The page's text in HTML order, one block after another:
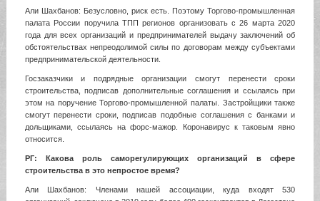
Али Шахбанов: Безусловно, риск есть. Поэтому Торгово-промышленная
палата России поручила ТПП регионов организовать с 26 марта 2020
года для всех организаций и предпринимателей выдачу заключений об
обстоятельствах непреодолимой силы по договорам между субъектами
предпринимательской деятельности.
Госзаказчики и подрядные организации смогут перенести сроки
строительства, подписав дополнительные соглашения и ссылаясь при
этом на поручение Торгово-промышленной палаты. Застройщики также
смогут перенести сроки, подписав подобные соглашения с банками и
дольщиками, ссылаясь на форс-мажор. Коронавирус к таковым явно
относится.
РГ: Какова роль саморегулирующих организаций в сфере
строительства в это непростое время?
Али Шахбанов: Членами нашей ассоциации, куда входят 530